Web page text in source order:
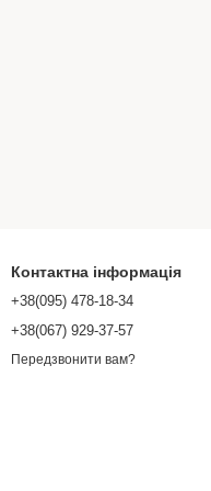
Контактна інформація
+38(095) 478-18-34
+38(067) 929-37-57
Передзвонити вам?